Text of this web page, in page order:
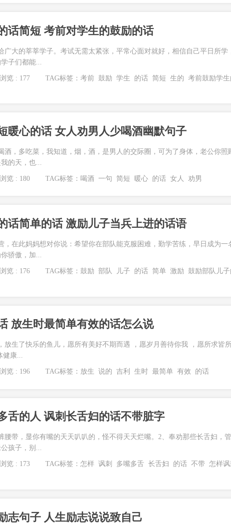
话简短 考前对学生的鼓励的话
广大的莘莘学子。考试无需太紧张，平常心面对就好，相信自己平日所学
子们都能...
浏览 : 177 TAG标签：考前 鼓励 学生 的话 简短 生的
考前鼓励学生
暖心的话 女人劝男人少喝酒幽默句子
酒，多吃菜，我知道，烟，酒，是男人的交际圈，可为了身体，老公你照
的天，也...
浏览 : 180 TAG标签：喝酒 一句 简短 暖心 的话 女人 劝男
话简单的话 激励儿子当兵上进的话语
，在此妈妈想对你说：希望你在部队能克服困难，勤学苦练，早日成为一
骄傲，加...
浏览 : 176 TAG标签：鼓励 部队 儿子 的话 简单 激励
鼓励部队儿子
放生时最简单有效的话怎么说
放生了快乐的鱼儿，愿所有美好不期而遇 ，愿岁月善待你我 ，愿所求皆
健康...
浏览 : 196 TAG标签： 放生 说的 吉利 生时 最简单 有效 的话
舌的人 讽刺长舌妇的话不带脏字
腰带，显你有嘴的天天叭叭的，怪不得天天烂嘴。2、奉劝那些长舌妇，
孩子，别...
浏览 : 173 TAG标签：怎样 讽刺 多嘴多舌 长舌妇 的话 不带
怎样讽
志句子 人生励志说说致自己